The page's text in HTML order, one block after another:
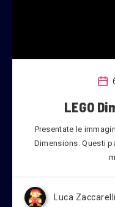
LEGO
Presentate le
Dimensions. Questi
Luca Zaccarelli